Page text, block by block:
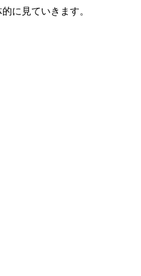
に見ていきます。